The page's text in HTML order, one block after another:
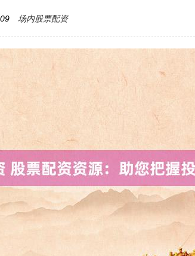
场内股票配资